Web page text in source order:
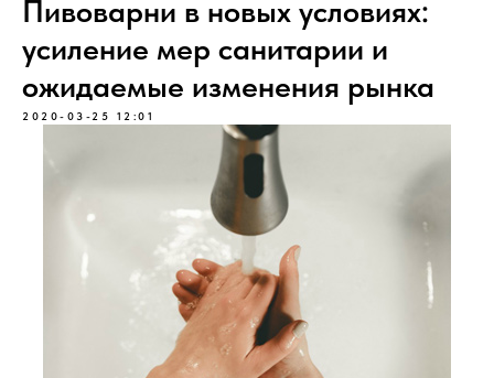
Пивоварни в новых условиях:
усиление мер санитарии и
ожидаемые изменения рынка
2020-03-25 12:01